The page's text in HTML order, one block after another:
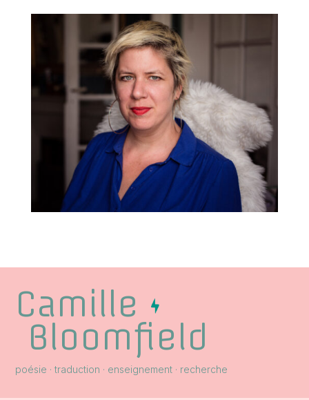
Camille
Bloomfield
poésie · traduction · enseignement · recherche